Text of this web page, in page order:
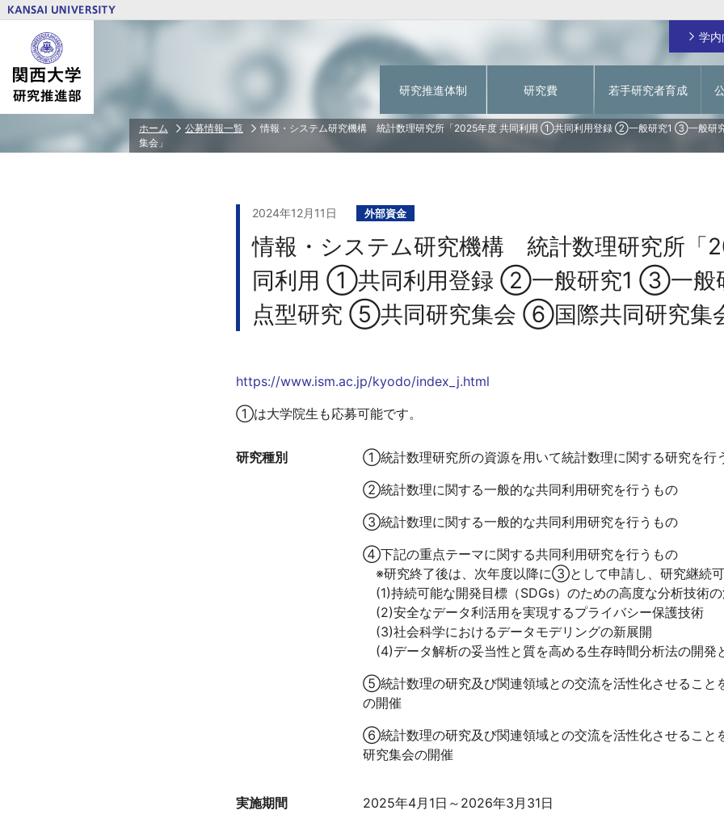
学
研究推進体制
研究推進体制トップ ご挨拶
研究費
研究費トップ
学外研究費
文部科学省 私立大学研究ブランディング事業
文部科学省 私立大学戦略的研究基盤形成支援事
共同利用・共同研究拠点
研究クラウドファンディング
学内研究費
戦略的研究拠点形成支援経費（大学主導型）
若手研究者育成経費
緊急支援研究費
【～2023年度採択課題】研究拠点形成支援経費
【～2023年度採択課題】教育研究緊急支援経費
若手研究者科学研究費申請奨励費
国際共著論文支援経費
学術研究員
FAQ、支出可否一覧
終了事業
若手研究者育成
若手研究者育成トップ 日本学術振興会 特別研究員
関西大学PD
公正な研究活動の推進トップ 研究費の不正使用防止
人を対象とする研究倫理審査
研究者情報トップ
学術情報システム
研究・技術シーズ集
ホーム 公募情報一覧
情報・システム研究機構 統計数理研究所「2025年度 共同利用 ①共同利用登録 ②一般研究1 ③一般
集会」
2024年12月11日 外部資金
情報・システム研究機構 統計数理研究所「
同利用 ①共同利用登録 ②一般研究1 ③一
点型研究 ⑤共同研究集会 ⑥国際共同研究集
https://www.ism.ac.jp/kyodo/index_j.html
①は大学院生も応募可能です。
研究種別
①統計数理研究所の資源を用いて統計数理に関する研究を行
②統計数理に関する一般的な共同利用研究を行うもの
③統計数理に関する一般的な共同利用研究を行うもの
④下記の重点テーマに関する共同利用研究を行うもの
※研究終了後は、次年度以降に③として申請し、研究継続可
(1)持続可能な開発目標（SDGs）のための高度な分析技術
(2)安全なデータ利活用を実現するプライバシー保護技術
(3)社会科学におけるデータモデリングの新展開
(4)データ解析の妥当性と質を高める生存時間分析法の開発
⑤統計数理の研究及び関連領域との交流を活性化させること
の開催
⑥統計数理の研究及び関連領域との交流を活性化させること
研究集会の開催
実施期間 2025年4月1日～2026年3月31日